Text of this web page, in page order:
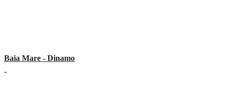
Baia Mare - Dinamo
-